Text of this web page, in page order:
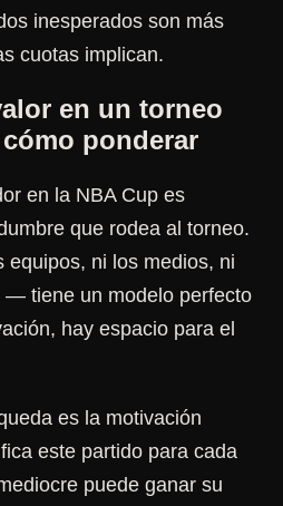
inesperados son más
cuotas implican.
en un torneo
ponderar
en la NBA Cup es
que rodea al torneo.
ni los medios, ni
— tiene un modelo perfecto
hay espacio para el
es la motivación
este partido para cada
puede ganar su